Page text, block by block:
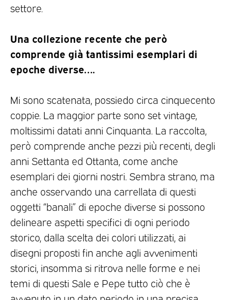
settore.
Una collezione recente che però
comprende già tantissimi esemplari di
epoche diverse….
Mi sono scatenata, possiedo circa cinquecento
coppie. La maggior parte sono set vintage,
moltissimi datati anni Cinquanta. La raccolta,
però comprende anche pezzi più recenti, degli
anni Settanta ed Ottanta, come anche
esemplari dei giorni nostri. Sembra strano, ma
anche osservando una carrellata di questi
oggetti “banali” di epoche diverse si possono
delineare aspetti specifici di ogni periodo
storico, dalla scelta dei colori utilizzati, ai
disegni proposti fin anche agli avvenimenti
storici, insomma si ritrova nelle forme e nei
temi di questi Sale e Pepe tutto ciò che è